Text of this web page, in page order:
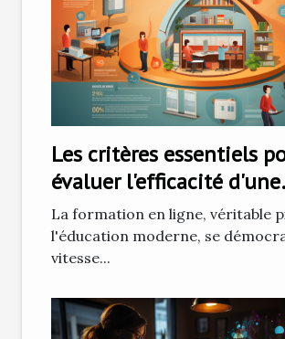
Les critères essentiels
évaluer l'efficacité d'une
formation en ligne
La formation en ligne, véritable
l'éducation moderne, se
vitesse...